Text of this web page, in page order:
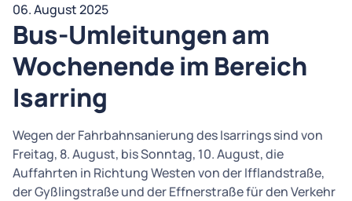
06. August 2025
Bus-Umleitungen am
Wochenende im Bereich
Isarring
Wegen der Fahrbahnsanierung des Isarrings sind von
Freitag, 8. August, bis Sonntag, 10. August, die
Auffahrten in Richtung Westen von der Ifflandstraße,
der Gyßlingstraße und der Effnerstraße für den Verkehr